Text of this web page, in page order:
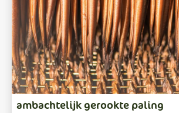
ambachtelijk gerookte paling